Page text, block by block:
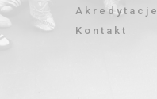
Akredytacje
Kontakt